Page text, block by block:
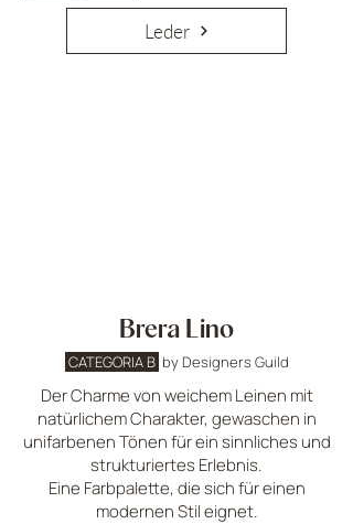
Leder
Brera Lino
CATEGORIA B by Designers Guild
Der Charme von weichem Leinen mit
natürlichem Charakter, gewaschen in
unifarbenen Tönen für ein sinnliches und
strukturiertes Erlebnis.
Eine Farbpalette, die sich für einen
modernen Stil eignet.